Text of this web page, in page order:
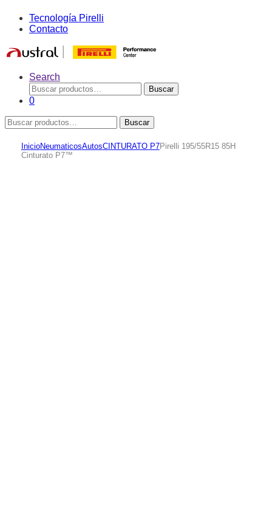
Tecnología Pirelli
Contacto
Search
Buscar
por:
Buscar
0
Buscar
por:
Buscar
InicioNeumaticosAutosCINTURATO P7Pirelli 195/55R15 85H
Cinturato P7™